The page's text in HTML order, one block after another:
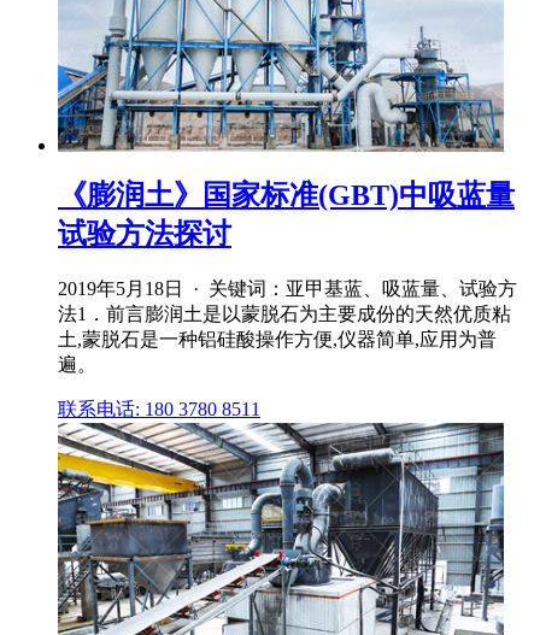
《膨润土》国家标准(GBT)中吸蓝量
试验方法探讨
2019年5月18日 · 关键词：亚甲基蓝、吸蓝量、试验方
法1．前言膨润土是以蒙脱石为主要成份的天然优质粘
土,蒙脱石是一种铝硅酸操作方便,仪器简单,应用为普
遍。
联系电话: 180 3780 8511